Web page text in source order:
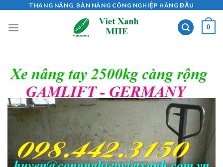
content
THANG NÂNG, BÀN NÂNG CÔNG NGHIỆP HÀNG ĐẦU
0